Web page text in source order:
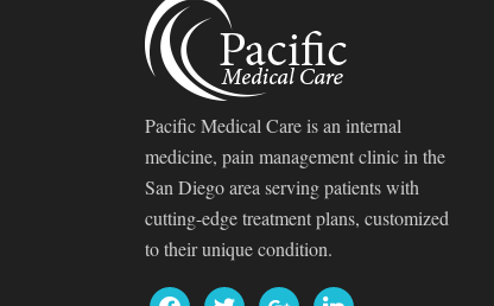
Pacific Medical Care is an internal
medicine, pain management clinic in the
San Diego area serving patients with
cutting-edge treatment plans, customized
to their unique condition.
facebooktwitter googlelinkedin